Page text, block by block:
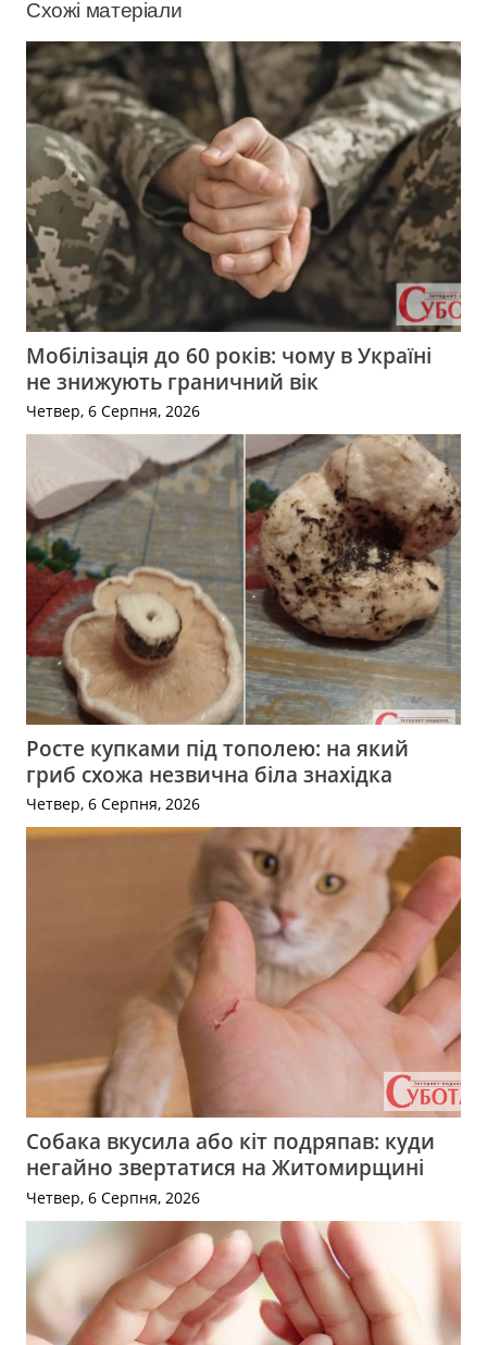
Схожі матеріали
Мобілізація до 60 років: чому в Україні
не знижують граничний вік
Четвер, 6 Серпня, 2026
Росте купками під тополею: на який
гриб схожа незвична біла знахідка
Четвер, 6 Серпня, 2026
Собака вкусила або кіт подряпав: куди
негайно звертатися на Житомирщині
Четвер, 6 Серпня, 2026